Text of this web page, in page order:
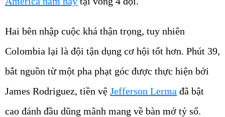
Hai bên nhập cuộc khá thận trọng, tuy nhiên
Colombia lại là đội tận dụng cơ hội tốt hơn. Phút 39,
bắt nguồn từ một pha phạt góc được thực hiện bởi
James Rodriguez, tiền vệ Jefferson Lerma đã bật
cao đánh đầu dũng mãnh mang về bàn mở tỷ số.